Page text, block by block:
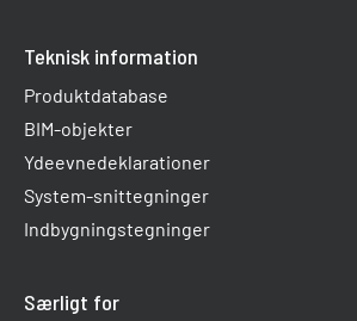
Teknisk information
Produktdatabase
BIM-objekter
Ydeevnedeklarationer
System-snittegninger
Indbygningstegninger
Særligt for